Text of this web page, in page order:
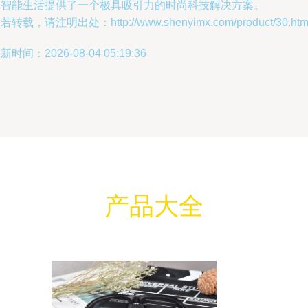
能生活提供了一个极具吸引力的时尚科技解决方案。
转载，请注明出处：http://www.shenyimx.com/product/
时间：2026-08-04 05:19:36
产品大全